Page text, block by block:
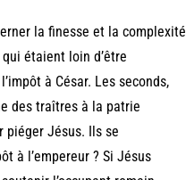
la finesse et la complexité
étaient loin d’être
à César. Les seconds,
des traîtres à la patrie
piéger Jésus. Ils se
à l’empereur ? Si Jésus